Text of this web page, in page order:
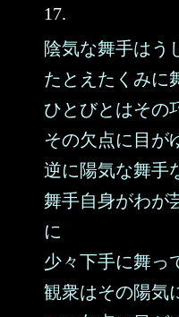
17.
陰気な舞手はう
たとえたくみに
ひとびとはその
その欠点に目が
逆に陽気な舞手
舞手自身がわが
に
少々下手に舞っ
観衆はその陽気